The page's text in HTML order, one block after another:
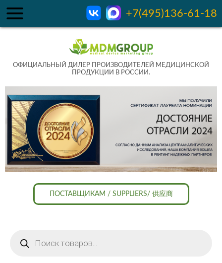
+7(495)136-61-18
ОФИЦИАЛЬНЫЙ ДИЛЕР ПРОИЗВОДИТЕЛЕЙ МЕДИЦИНСКОЙ
ПРОДУКЦИИ В РОССИИ.
ПОСТАВЩИКАМ / SUPPLIERS/ 供应商
товаров